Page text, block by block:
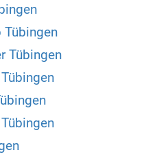
Tübingen